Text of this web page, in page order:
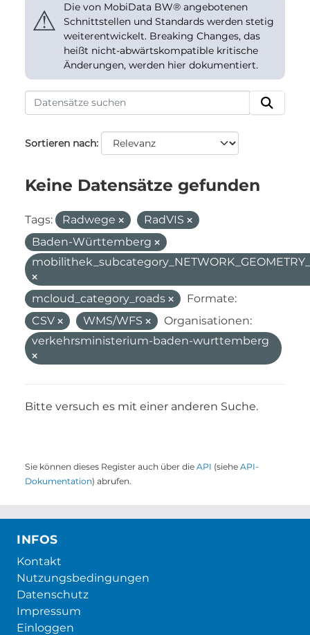
⚠
Die von MobiData BW® angebotenen
Schnittstellen und Standards werden stetig
weiterentwickelt. Breaking Changes, das
heißt nicht-abwärtskompatible kritische
Änderungen, werden hier dokumentiert.
Sortieren nach
Keine Datensätze gefunden
Tags: Radwege
RadVIS
Baden-Württemberg
mcloud_category_roads
Formate:
CSV
WMS/WFS
Organisationen:
verkehrsministerium-baden-wurttemberg
Bitte versuch es mit einer anderen Suche.
Sie können dieses Register auch über die API (siehe API-
Dokumentation) abrufen.
INFOS
Kontakt
Nutzungsbedingungen
Datenschutz
Impressum
Einloggen